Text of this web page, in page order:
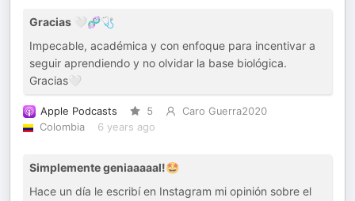
Gracias 🤍🧬🩺
Impecable, académica y con enfoque para incentivar a
seguir aprendiendo y no olvidar la base biológica.
Gracias🤍
Apple Podcasts 5
Caro Guerra2020
Colombia
6 years ago
Simplemente geniaaaaal!🤩
Hace un día le escribí en Instagram mi opinión sobre el